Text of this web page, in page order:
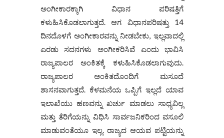
ಅಂಗೀಕಾರಕ್ಕಾಗಿ ವಿಧಾನ ಪರಿಷತ್ತಿಗೆ
ಕಳುಹಿಸಿಕೊಡಲಾಗುತ್ತದೆ. ಆಗ ವಿಧಾನಪರಿಷತ್ತು 14
ದಿನದೊಳಗೆ ಅಂಗೀಕಾರವನ್ನು ನೀಡಬೇಕು, ಇಲ್ಲವಾದಲ್ಲಿ
ಎರಡು ಸದನಗಳು ಅಂಗೀಕರಿಸಿವೆ ಎಂದು ಭಾವಿಸಿ
ರಾಜ್ಯಪಾಲರ ಅಂಕಿತಕ್ಕೆ ಕಳುಹಿಸಿಕೊಡಲಾಗುವುದು.
ರಾಜ್ಯಪಾಲರ ಅಂಕಿತದೊಂದಿಗೆ ಮಸೂದೆ
ಶಾಸನವಾಗುತ್ತದೆ. ಕೆಳಮನೆಯ ಒಪ್ಪಿಗೆ ಇಲ್ಲದೆ ಯಾವ
ಇಲಾಖೆಯು ಹಣವನ್ನು ಖರ್ಚು ಮಾಡಲು ಸಾಧ್ಯವಿಲ್ಲ
ಮತ್ತು ತೆರಿಗೆಯನ್ನು ವಿಧಿಸಿ ಸಾರ್ವಜನಿಕರಿಂದ ವಸೂಲಿ
ಮಾಡುವಂತೆಯೂ ಇಲ್ಲ. ರಾಜ್ಯದ ಆಯವ ಪಟ್ಟಿಯನ್ನು